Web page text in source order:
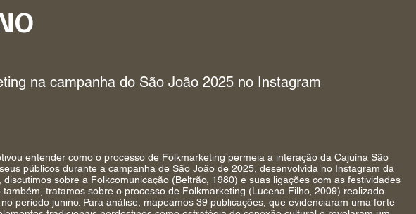
na campanha do São João 2025 no Instagram
entender como o processo de Folkmarketing permeia a interação da Cajuína São
públicos durante a campanha de São João de 2025, desenvolvida no Instagram da
discutimos sobre a Folkcomunicação (Beltrão, 1980) e suas ligações com as festividades
também, tratamos sobre o processo de Folkmarketing (Lucena Filho, 2009) realizado
período junino. Para análise, mapeamos 39 publicações, que evidenciaram uma forte